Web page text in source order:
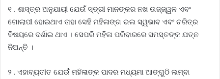
୧ . ଶାସ୍ତ୍ର ଅନୁଯାୟୀ ଯେଉଁ ସ୍ତ୍ରୀ ମାନଙ୍କର ନଖ ଉଜ୍ଜ୍ୱଳ ଏବଂ
ଗୋଲାପୀ ହୋଇଥାଏ ତାହା ସେହି ମହିଳାଙ୍ଗ ଭଲ ସ୍ୱଭାବ ଏବଂ ଚରିତ୍ର
ବିଷୟରେ ଦର୍ଶାଇ ଥାଏ । ସେପରି ମହିଳା ପରିବାରରେ ସମସ୍ତଙ୍କ ଯତ୍ନ
ନିଅନ୍ତି ।
୨ . ଏହାବ୍ୟତୀତ ଯେଉଁ ମହିଳାଙ୍କ ପାଦର ମଧ୍ୟମା ଆଙ୍ଗୁଠି ଲମ୍ବା